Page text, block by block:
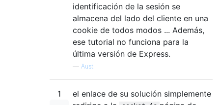
identificación de la sesión se
almacena del lado del cliente en una
cookie de todos modos ... Además,
ese tutorial no funciona para la
última versión de Express.
— Aust
1
el enlace de su solución simplemente